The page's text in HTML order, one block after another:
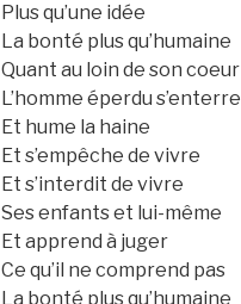
Plus qu’une idée
La bonté plus qu’humaine
Quant au loin de son coeur
L’homme éperdu s’enterre
Et hume la haine
Et s’empêche de vivre
Et s’interdit de vivre
Ses enfants et lui-même
Et apprend à juger
Ce qu’il ne comprend pas
La bonté plus qu’humaine